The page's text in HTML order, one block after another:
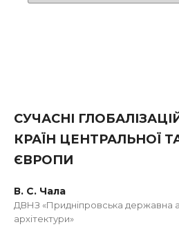
СУЧАСНІ
КРАЇН ЦЕНТРАЛЬНОЇ
ЄВРОПИ
В. С. Чала
ДВНЗ «Придніпровська державна
архітектури»